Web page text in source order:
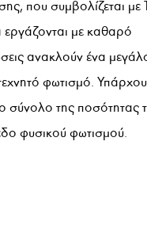
που συμβολίζεται με
εργάζονται με καθαρό
ανακλούν ένα
φωτισμό.
σύνολο της ποσότητας
φυσικού φωτισμού.